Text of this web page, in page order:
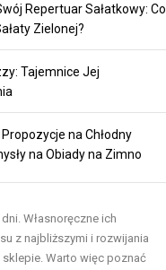
Repertuar Sałatkowy: Co
Zielonej?
Tajemnice Jej
na Chłodny
na Obiady na Zimno
Własnoręczne ich
z najbliższymi i rozwijania
Warto więc poznać